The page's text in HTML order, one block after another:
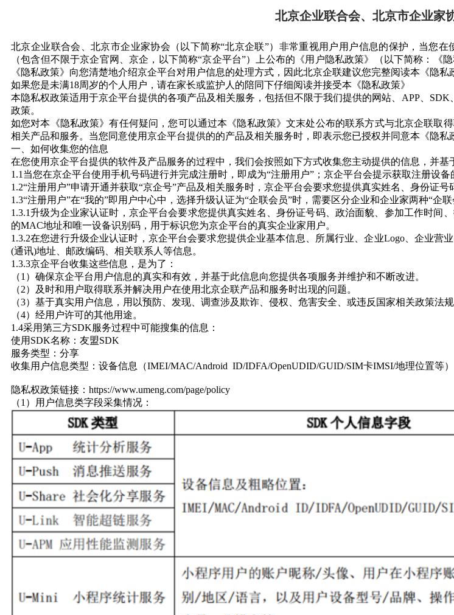
北京企业联合会、北京市企业家
北京企业联合会、北京市企业家协会（以下简称“北京企联”）非常重视用户用户信息的保护，当您
（包含但不限于京企官网、京企，以下简称“京企平台”）上公布的《用户隐私政策》（以下简称：
《隐私政策》向您清楚地介绍京企平台对用户信息的处理方式，因此北京企联建议您完整阅读本《隐私
如果您是未满18周岁的个人用户，请在家长或监护人的陪同下仔细阅读并接受本《隐私政策》
本隐私权政策适用于京企平台提供的各项产品及相关服务，包括但不限于我们提供的网站、APP、
政策。
如您对本《隐私政策》有任何疑问，您可以通过本《隐私政策》文末处公布的联系方式与北京企联取
相关产品和服务。当您同意使用京企平台提供的的产品及相关服务时，即表示您已授权并同意本《隐私
一、如何收集您的信息
在您使用京企平台提供的软件及产品服务的过程中，我们会按照如下方式收集您主动提供的信息，并
1.1当您在京企平台使用手机号码进行并完成注册时，即成为“注册用户”；京企平台会提示获取注册设
1.2“注册用户”申请开通并获取“京企号”产品及相关服务时，京企平台会要求您提供真实姓名、身份证
1.3“注册用户”在“我的”即用户中心中，选择升级认证为“企联会员”时，需要区分企业和企业家两种“企联
1.3.1升级为企业家认证时，京企平台会要求您提供真实姓名、身份证号码、政治面貌、参加工作时
的MAC地址和唯一设备识别码，用于标识您为京企平台的真实企业家用户。
1.3.2在您进行升级企业认证时，京企平台会要求您提供企业基本信息、所属行业、企业Logo、企业
(通讯)地址、邮政编码、相关联系人等信息。
1.3.3京企平台收集这些信息，是为了：
（1）确保京企平台用户信息的真实和有效，并基于此信息向您提供各项服务并维护和不断改进。
（2）及时和用户取得联系并解决用户在使用北京企联产品和服务时出现的问题。
（3）基于真实用户信息，用以预防、发现、调查涉及欺诈、侵权、危害安全、或违反国家相关政策法
（4）经用户许可的其他用途。
1.4采用第三方SDK服务过程中可能搜集的信息：
使用SDK名称：友盟SDK
服务类型：分享
收集用户信息类型：设备信息（IMEI/MAC/Android ID/IDFA/OpenUDID/GUID/SIM卡IMSI/地理位置等）
隐私权政策链接：https://www.umeng.com/page/policy
（1）用户信息类字段采集情况：